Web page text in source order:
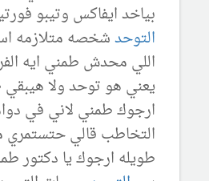
بياخد ايفاكس وتيبو
التوحدشخصه متلازمه
اللي محدش طمني ايه
يعني هو توحد ولا
ارجوك طمني لاني في
التخاطب قالي حتستمري
طويله ارجوك يا دكتور